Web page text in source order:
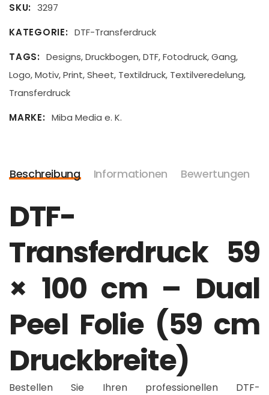
SKU
3297
KATEGORIE
DTF-Transferdruck
TAGS
Designs,Druckbogen,DTF,Fotodruck,Gang,
Logo,Motiv,Print,Sheet, Textildruck, Textilveredelung,
Transferdruck
MARKE
Miba Media e. K.
Beschreibung Informationen Bewertungen
DTF-
Transferdruck 59
× 100 cm – Dual
Peel Folie (59 cm
Druckbreite)
Bestellen Sie Ihren professionellen DTF-